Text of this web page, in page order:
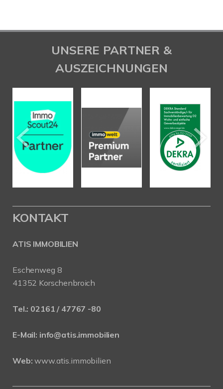
UNSERE PARTNER &
AUSZEICHNUNGEN
KONTAKT
ATIS IMMOBILIEN
Eschenweg 8
41352 Korschenbroich
Tel.: 02161 / 47767 -80
E-Mail: info@atis.immobilien
Web: www.atis.immobilien